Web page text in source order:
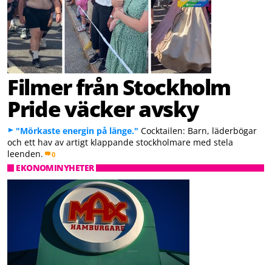
Filmer från Stockholm
Pride väcker avsky
"Mörkaste energin på länge." Cocktailen: Barn, läderbögar
och ett hav av artigt klappande stockholmare med stela
leenden.
0
EKONOMINYHETER